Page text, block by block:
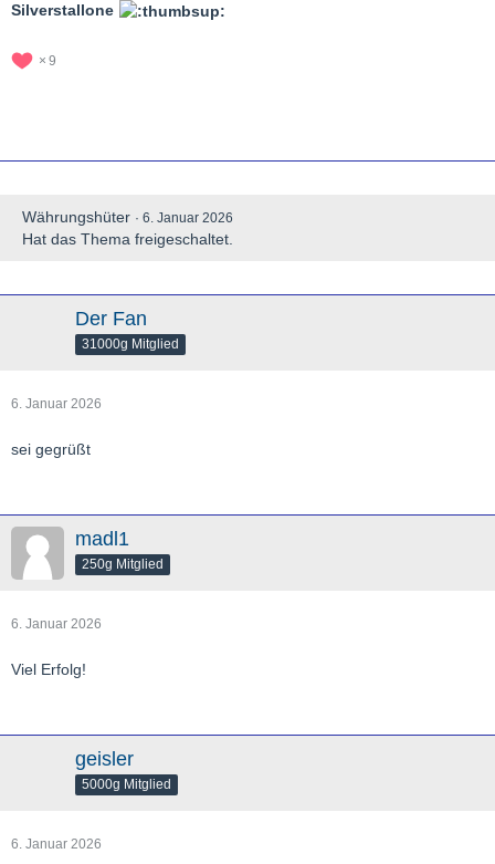
Silverstallone
9
Währungshüter 6. Januar 2026
Hat das Thema freigeschaltet.
Der Fan
31000g Mitglied
6. Januar 2026
sei gegrüßt
madl1
250g Mitglied
6. Januar 2026
Viel Erfolg!
geisler
5000g Mitglied
6. Januar 2026